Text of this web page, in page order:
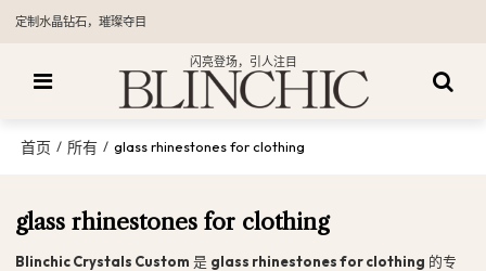
定制水晶钻石，璀璨夺目
闪亮登场，引人注目
首页 / 所有 / glass rhinestones for clothing
glass rhinestones for clothing
Blinchic Crystals Custom 是 glass rhinestones for clothing 的专